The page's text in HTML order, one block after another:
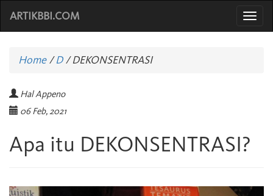
ARTIKBBI.COM
Home/D /DEKONSENTRASI
Hal Appeno
06 Feb, 2021
Apa itu DEKONSENTRASI?